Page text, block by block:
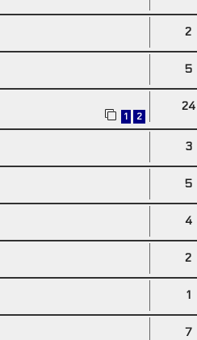
2
5
1 2
24
3
5
4
2
1
7